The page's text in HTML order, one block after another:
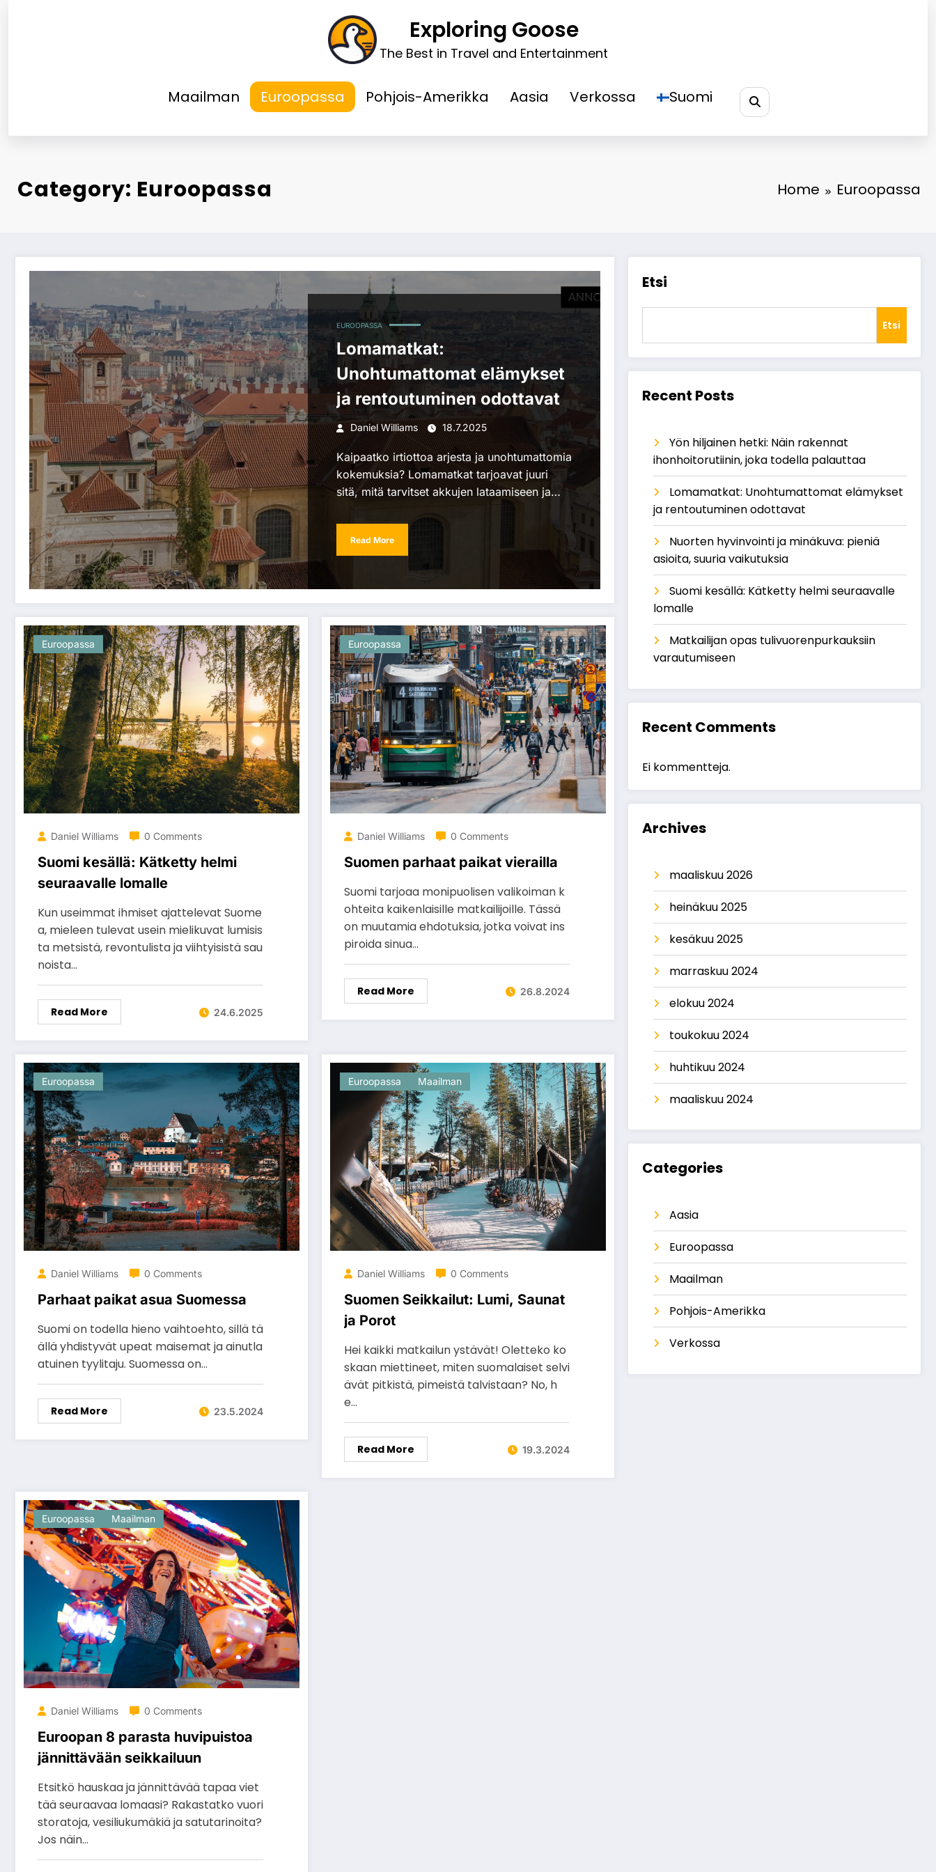
Exploring Goose
The Best in Travel and Entertainment
Maailman Euroopassa Pohjois-Amerikka Aasia Verkossa Suomi
Category: Euroopassa Home Euroopassa
EUROOPASSA
Lomamatkat:
Unohtumattomat elämykset
ja rentoutuminen odottavat
Daniel Williams 18.7.2025
Kaipaatko irtiottoa arjesta ja unohtumattomia
kokemuksia? Lomamatkat tarjoavat juuri
sitä, mitä tarvitset akkujen lataamiseen ja…
Read More
Euroopassa
Daniel Williams 0 Comments
Suomi kesällä: Kätketty helmi
seuraavalle lomalle
Kun useimmat ihmiset ajattelevat Suome
a, mieleen tulevat usein mielikuvat lumisis
ta metsistä, revontulista ja viihtyisistä sau
noista…
Read More 24.6.2025
Euroopassa
Daniel Williams 0 Comments
Suomen parhaat paikat vierailla
Suomi tarjoaa monipuolisen valikoiman k
ohteita kaikenlaisille matkailijoille. Tässä
on muutamia ehdotuksia, jotka voivat ins
piroida sinua…
Read More 26.8.2024
Euroopassa
Daniel Williams 0 Comments
Parhaat paikat asua Suomessa
Suomi on todella hieno vaihtoehto, sillä tä
ällä yhdistyvät upeat maisemat ja ainutla
atuinen tyylitaju. Suomessa on…
Read More 23.5.2024
Euroopassa Maailman
Daniel Williams 0 Comments
Suomen Seikkailut: Lumi, Saunat
ja Porot
Hei kaikki matkailun ystävät! Oletteko ko
skaan miettineet, miten suomalaiset selvi
ävät pitkistä, pimeistä talvistaan? No, h
e…
Read More 19.3.2024
Euroopassa Maailman
Daniel Williams 0 Comments
Euroopan 8 parasta huvipuistoa
jännittävään seikkailuun
Etsitkö hauskaa ja jännittävää tapaa viet
tää seuraavaa lomaasi? Rakastatko vuori
storatoja, vesiliukumäkiä ja satutarinoita?
Jos näin…
Etsi
Etsi
Recent Posts
Yön hiljainen hetki: Näin rakennat
ihonhoitorutiinin, joka todella palauttaa
Lomamatkat: Unohtumattomat elämykset
ja rentoutuminen odottavat
Nuorten hyvinvointi ja minäkuva: pieniä
asioita, suuria vaikutuksia
Suomi kesällä: Kätketty helmi seuraavalle
lomalle
Matkailijan opas tulivuorenpurkauksiin
varautumiseen
Recent Comments
Ei kommentteja.
Archives
maaliskuu 2026
heinäkuu 2025
kesäkuu 2025
marraskuu 2024
elokuu 2024
toukokuu 2024
huhtikuu 2024
maaliskuu 2024
Categories
Aasia
Euroopassa
Maailman
Pohjois-Amerikka
Verkossa